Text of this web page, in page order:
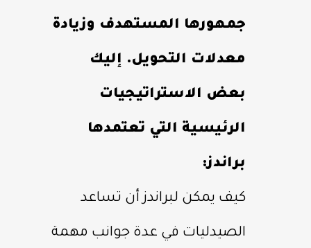
جمهورها المستهدف وزيادة
معدلات التحويل. إليك
بعض الاستراتيجيات
الرئيسية التي تعتمدها
براندز:
كيف يمكن لبراندز أن تساعد
الصيدليات في عدة جوانب مهمة